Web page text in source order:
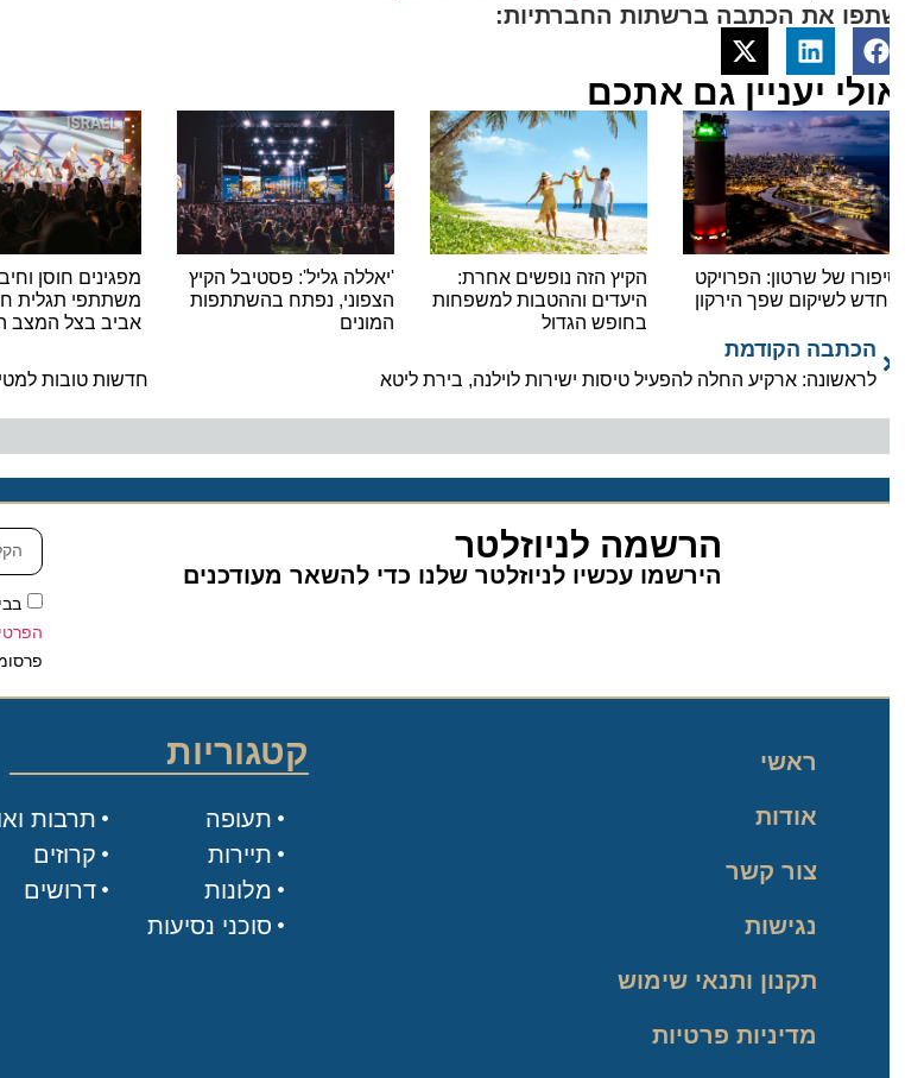
את הכתבה ברשתות החברתיות:
יעניין גם אתכם
של שרטון: הפרויקט
לשיקום שפך הירקון
הקיץ הזה נופשים אחרת:
היעדים וההטבות למשפחות
בחופש הגדול
'יאללה גליל': פסטיבל הקיץ
הצפוני, נפתח בהשתתפות
המונים
משתתפי תגלית חגגו
אביב בצל המצב
הכתבה הקודמת
לראשונה: ארקיע החלה להפעיל טיסות ישירות לוילנה, בירת ליטא חדשות טובות
הרשמה לניוזלטר
הירשמו עכשיו לניוזלטר שלנו כדי להשאר מעודכנים
הפרטיות
ראשי
אודות
צור קשר
נגישות
תקנון ותנאי שימוש
מדיניות פרטיות
קטגוריות
תעופה
תיירות
מלונות
סוכני נסיעות
תרבות ואוכל
קרוזים
דרושים